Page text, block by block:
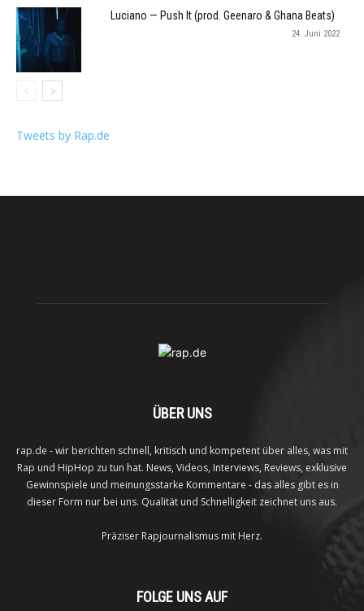
Luciano — Push It (prod. Geenaro & Ghana Beats)
24. Juni 2022
Tweets by Rap.de
ÜBER UNS
rap.de - wir berichten schnell, kritisch und kompetent über alles, was mit
Rap und HipHop zu tun hat. News, Videos, Interviews, Reviews, exklusive
Gewinnspiele und meinungsstarke Kommentare - das alles gibt es in
dieser Form nur bei uns. Qualität und Schnelligkeit zeichnet uns aus.
Präziser Rapjournalismus mit Herz.
FOLGE UNS AUF